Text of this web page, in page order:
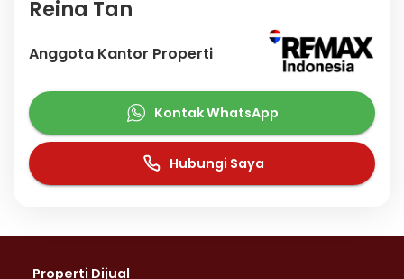
Reina Tan
Anggota Kantor Properti
Kontak WhatsApp
Hubungi Saya
Properti Dijual